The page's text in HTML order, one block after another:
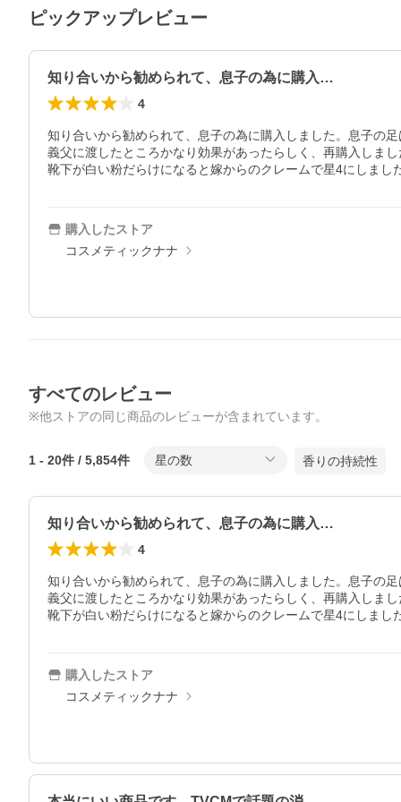
ピックアップレビュー
知り合いから勧められて、息子の為に購入…
4
知り合いから勧められて、息子の為に購入しました。息子の足
義父に渡したところかなり効果があったらしく、再購入しまし
靴下が白い粉だらけになると嫁からのクレームで星4にしました
購入したストア
コスメティックナナ
すべてのレビュー
※他ストアの同じ商品のレビューが含まれています。
1 - 20件 / 5,854件 星の数 香りの持続性
知り合いから勧められて、息子の為に購入…
4
知り合いから勧められて、息子の為に購入しました。息子の足
義父に渡したところかなり効果があったらしく、再購入しまし
靴下が白い粉だらけになると嫁からのクレームで星4にしました
購入したストア
コスメティックナナ